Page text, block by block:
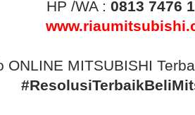
HP /WA :0813 7476
ONLINE MITSUBISHI